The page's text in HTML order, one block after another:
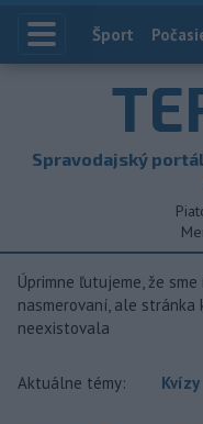
Index
Šport
Spravodajský
Úprimne ľutujeme, že
nasmerovaní, ale
neexistovala
Aktuálne témy: Kvízy